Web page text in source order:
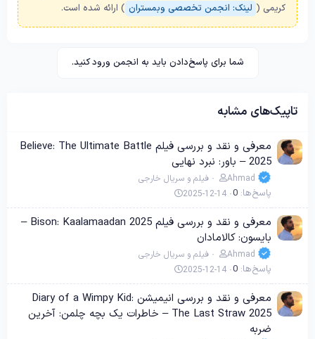
کریمی ( لینک: انجمن تخصصی وبمستران ) ارائه شده است.
شما برای پاسخ‌دادن باید به انجمن ورود کنید.
تاپیک‌های مشابه
معرفی و نقد و بررسی فیلم Believe: The Ultimate Battle
2025 – باور: نبرد نهایی
Ahmad فیلم و سریال خارجی
پاسخ‌ها 0
2025-12-14
معرفی و نقد و بررسی فیلم Bison: Kaalamaadan 2025 –
بایسون: کالامادان
Ahmad فیلم و سریال خارجی
پاسخ‌ها 0
2025-12-14
معرفی و نقد و بررسی انیمیشن Diary of a Wimpy Kid:
The Last Straw 2025 – خاطرات یک بچه چلمن: آخرین
ضربه